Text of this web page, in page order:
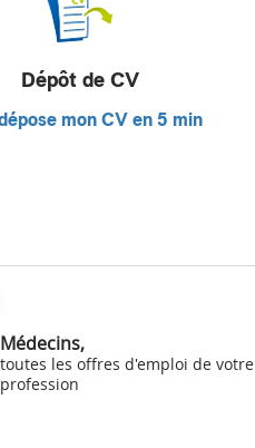
Dépôt de CV
mon CV en 5 min
Médecins,
toutes les offres d'emploi de votre
profession